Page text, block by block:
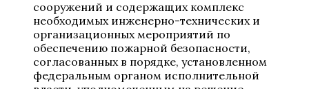
сооружений и содержащих комплекс
необходимых инженерно-технических и
организационных мероприятий по
обеспечению пожарной безопасности,
согласованных в порядке, установленном
федеральным органом исполнительной